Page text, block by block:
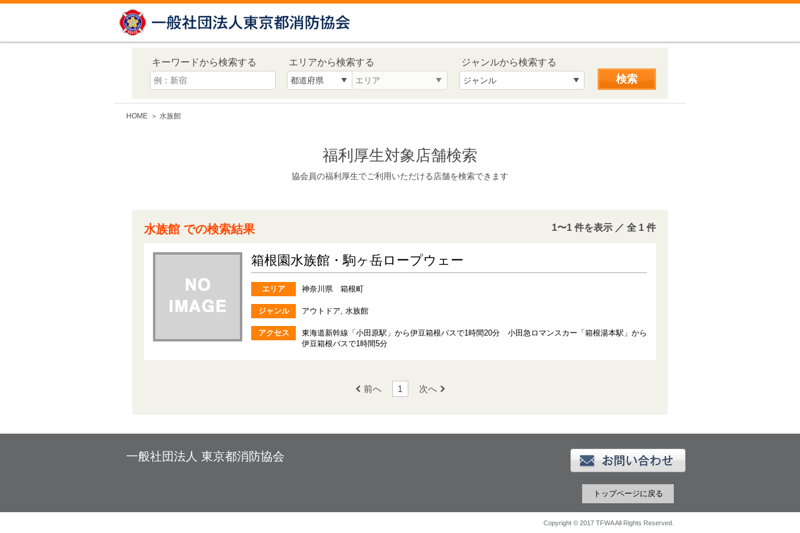
HOME 水族館
福利厚生対象店舗検索
協会員の福利厚生でご利用いただける店舗を検索できます
水族館 での検索結果 1〜1 件を表示 ／ 全 1 件
箱根園水族館・駒ヶ岳ロープウェー
エリア 神奈川県 箱根町
ジャンル アウトドア, 水族館
アクセス
東海道新幹線「小田原駅」から伊豆箱根バスで1時間20分 小田急ロマンスカー「箱根湯本駅」から
伊豆箱根バスで1時間5分
前へ 1 次へ
キーワードから検索する エリアから検索する ジャンルから検索する
一般社団法人 東京都消防協会
トップページに戻る
Copyright © 2017 TFWA All Rights Reserved.